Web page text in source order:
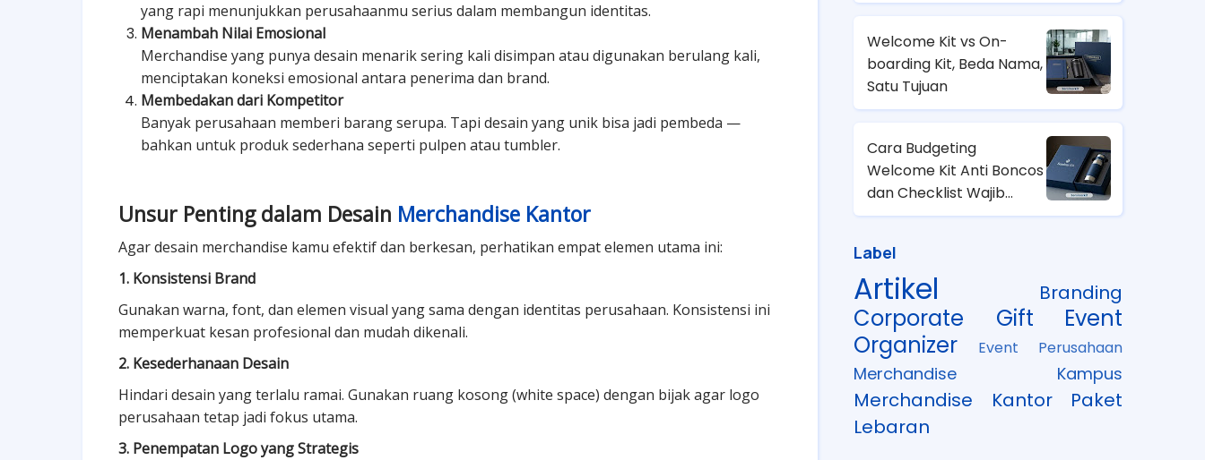
yang rapi menunjukkan perusahaanmu serius dalam membangun identitas.
Menambah Nilai Emosional
Merchandise yang punya desain menarik sering kali disimpan atau digunakan berulang kali,
menciptakan koneksi emosional antara penerima dan brand.
Membedakan dari Kompetitor
Banyak perusahaan memberi barang serupa. Tapi desain yang unik bisa jadi pembeda —
bahkan untuk produk sederhana seperti pulpen atau tumbler.
Unsur Penting dalam Desain Merchandise Kantor
Agar desain merchandise kamu efektif dan berkesan, perhatikan empat elemen utama ini:
1. Konsistensi Brand
Gunakan warna, font, dan elemen visual yang sama dengan identitas perusahaan. Konsistensi ini
memperkuat kesan profesional dan mudah dikenali.
2. Kesederhanaan Desain
Hindari desain yang terlalu ramai. Gunakan ruang kosong (white space) dengan bijak agar logo
perusahaan tetap jadi fokus utama.
3. Penempatan Logo yang Strategis
Welcome Kit vs On-
boarding Kit, Beda Nama,
Satu Tujuan
Cara Budgeting
Welcome Kit Anti Boncos
dan Checklist Wajib
untuk HRD
Label
Artikel Branding
Corporate Gift
Event
Organizer
Event Perusahaan
Merchandise Kampus
Merchandise Kantor
Paket
Lebaran